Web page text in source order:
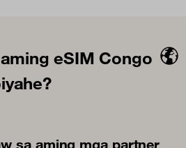
eSIM Congo
sa aming mga partner